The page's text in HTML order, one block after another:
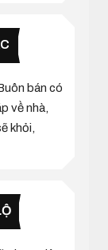
bán có
về nhà,
khỏi,